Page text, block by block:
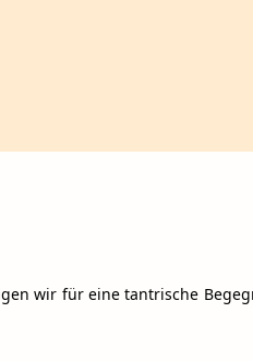
wir für eine tantrische